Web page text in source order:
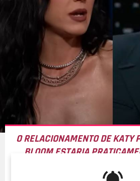
O RELACIONAMENTO DE KATY
BLOOM ESTARIA